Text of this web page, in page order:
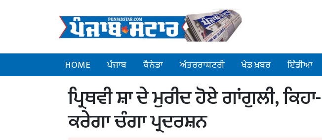
HOME ਪੰਜਾਬ ਕੈਨੇਡਾ ਅੰਤਰਰਾਸ਼ਟਰੀ ਖੇਡ ਖ਼ਬਰ ਇੰਡੀਆ
ਪ੍ਰਿਥਵੀ ਸ਼ਾ ਦੇ ਮੁਰੀਦ ਹੋਏ ਗਾਂਗੁਲੀ,
ਕਰੇਗਾ ਚੰਗਾ ਪ੍ਰਦਰਸ਼ਨ